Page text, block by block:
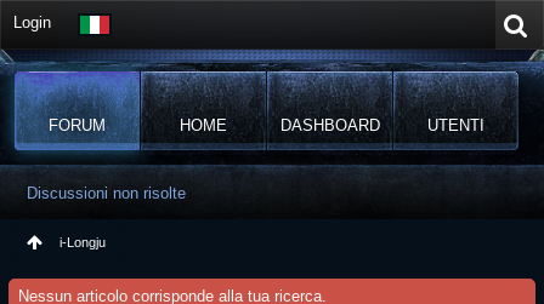
Login
FORUM HOME DASHBOARD UTENTI
Discussioni non risolte
i-Longju
Nessun articolo corrisponde alla tua ricerca.